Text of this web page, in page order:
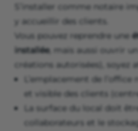
S’installer comme notaire
y accueillir des clients.
Vous pouvez reprendre une
installée, mais aussi ouvrir
créations autorisées), soyez
L’emplacement de
et visible des clients
La surface du local doit
collaborateurs et le